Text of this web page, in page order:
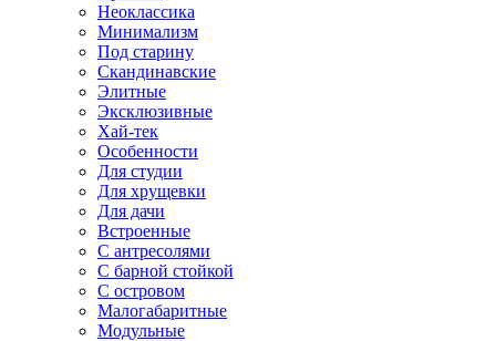
Неоклассика
Минимализм
Под старину
Скандинавские
Элитные
Эксклюзивные
Хай-тек
Особенности
Для студии
Для хрущевки
Для дачи
Встроенные
С антресолями
С барной стойкой
С островом
Малогабаритные
Модульные